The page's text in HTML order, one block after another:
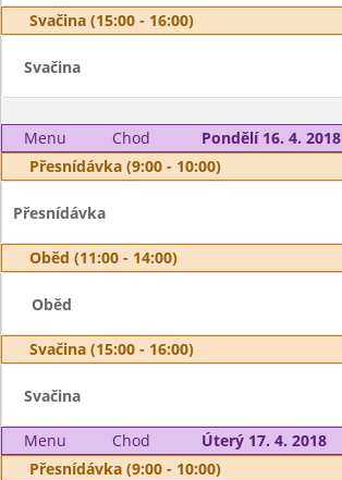
Svačina (15:00 - 16:00)
Svačina
Menu Chod
Pondělí 16. 4. 2018
Přesnídávka (9:00 - 10:00)
Přesnídávka
Oběd (11:00 - 14:00)
Oběd
Svačina (15:00 - 16:00)
Svačina
Menu Chod
Úterý 17. 4. 2018
Přesnídávka (9:00 - 10:00)